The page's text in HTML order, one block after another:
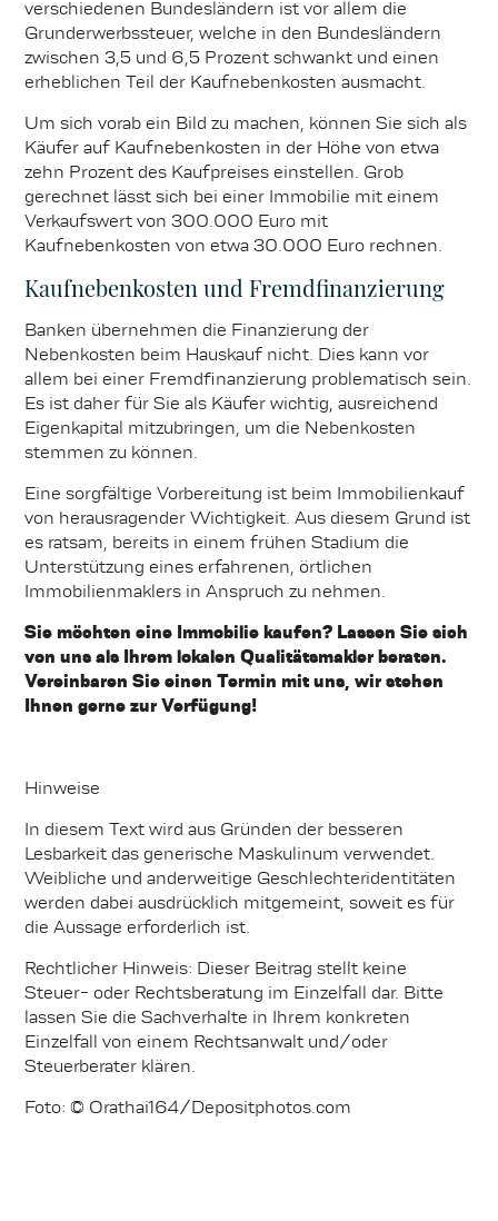
verschiedenen Bundesländern ist vor allem die
Grunderwerbssteuer, welche in den Bundesländern
zwischen 3,5 und 6,5 Prozent schwankt und einen
erheblichen Teil der Kaufnebenkosten ausmacht.
Um sich vorab ein Bild zu machen, können Sie sich als
Käufer auf Kaufnebenkosten in der Höhe von etwa
zehn Prozent des Kaufpreises einstellen. Grob
gerechnet lässt sich bei einer Immobilie mit einem
Verkaufswert von 300.000 Euro mit
Kaufnebenkosten von etwa 30.000 Euro rechnen.
Kaufnebenkosten und Fremdfinanzierung
Banken übernehmen die Finanzierung der
Nebenkosten beim Hauskauf nicht. Dies kann vor
allem bei einer Fremdfinanzierung problematisch sein.
Es ist daher für Sie als Käufer wichtig, ausreichend
Eigenkapital mitzubringen, um die Nebenkosten
stemmen zu können.
Eine sorgfältige Vorbereitung ist beim Immobilienkauf
von herausragender Wichtigkeit. Aus diesem Grund ist
es ratsam, bereits in einem frühen Stadium die
Unterstützung eines erfahrenen, örtlichen
Immobilienmaklers in Anspruch zu nehmen.
Sie möchten eine Immobilie kaufen? Lassen Sie sich
von uns als Ihrem lokalen Qualitätsmakler beraten.
Vereinbaren Sie einen Termin mit uns, wir stehen
Ihnen gerne zur Verfügung!
Hinweise
In diesem Text wird aus Gründen der besseren
Lesbarkeit das generische Maskulinum verwendet.
Weibliche und anderweitige Geschlechteridentitäten
werden dabei ausdrücklich mitgemeint, soweit es für
die Aussage erforderlich ist.
Rechtlicher Hinweis: Dieser Beitrag stellt keine
Steuer- oder Rechtsberatung im Einzelfall dar. Bitte
lassen Sie die Sachverhalte in Ihrem konkreten
Einzelfall von einem Rechtsanwalt und/oder
Steuerberater klären.
Foto: © Orathai164/Depositphotos.com